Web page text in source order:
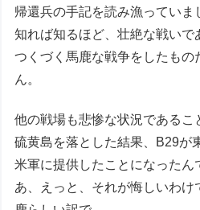
帰還兵の手記を読み漁っていま
知れば知るほど、壮絶な戦いで
つくづく馬鹿な戦争をしたもの
ん。
他の戦場も悲惨な状況であるこ
硫黄島を落とした結果、B29が
米軍に提供したことになったん
あ、えっと、それが悔しいわ